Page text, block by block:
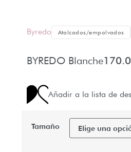
Byredo Atalcados/empolvados
BYREDO Blanche
Añadir a la lista de
Tamaño